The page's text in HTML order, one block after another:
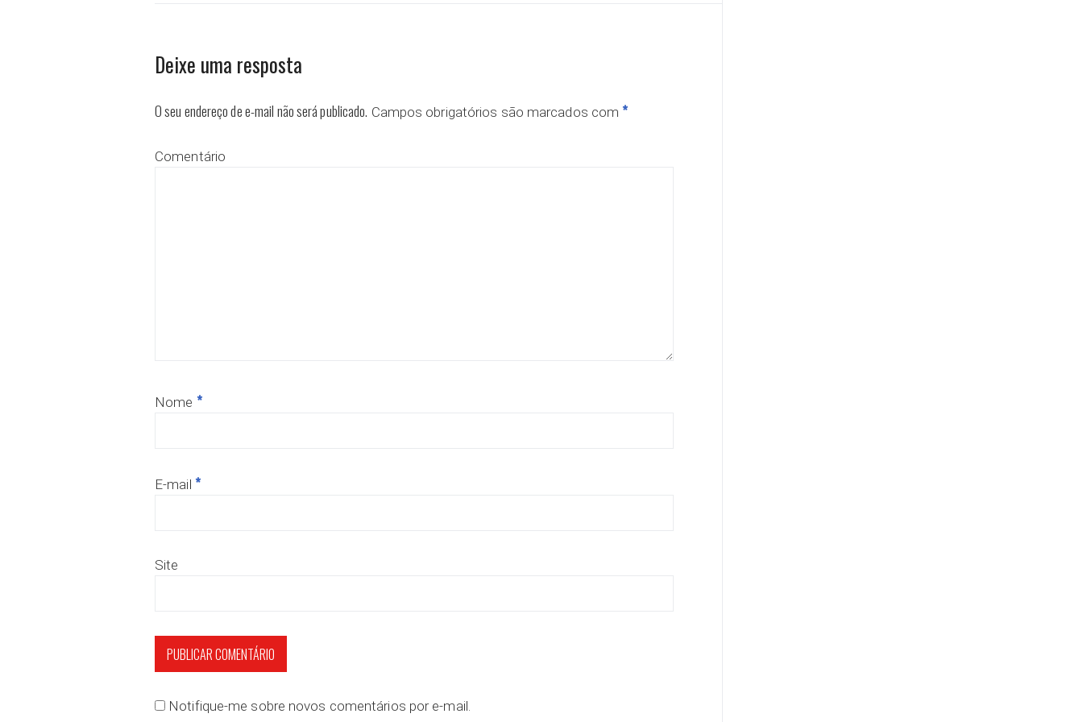
Deixe uma resposta
O seu endereço de e-mail não será publicado. Campos obrigatórios são marcados com *
Comentário
Nome *
E-mail *
Site
Notifique-me sobre novos comentários por e-mail.